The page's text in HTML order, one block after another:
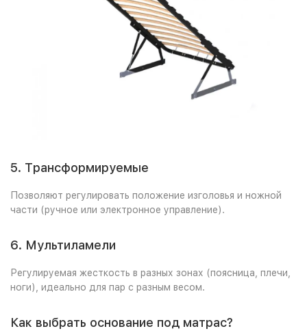
5. Трансформируемые
Позволяют регулировать положение изголовья и ножной
части (ручное или электронное управление).
6. Мультиламели
Регулируемая жесткость в разных зонах (поясница, плечи,
ноги), идеально для пар с разным весом.
Как выбрать основание под матрас?